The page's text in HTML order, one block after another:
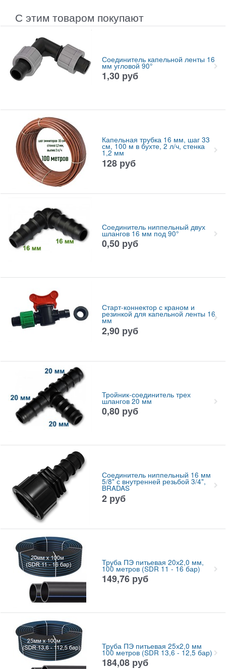
С этим товаром покупают
Соединитель капельной ленты 16
мм угловой 90°
1,30 руб
Капельная трубка 16 мм, шаг 33
см, 100 м в бухте, 2 л/ч, стенка
1,2 мм
128 руб
Соединитель ниппельный двух
шлангов 16 мм под 90°
0,50 руб
Старт-коннектор с краном и
резинкой для капельной ленты 16
мм
2,90 руб
Тройник-соединитель трех
шлангов 20 мм
0,80 руб
Соединитель ниппельный 16 мм
5/8" с внутренней резьбой 3/4",
BRADAS
2 руб
Труба ПЭ питьевая 20х2,0 мм,
100 метров (SDR 11 - 16 бар)
149,76 руб
Труба ПЭ питьевая 25х2,0 мм
100 метров (SDR 13,6 - 12,5 бар)
184,08 руб